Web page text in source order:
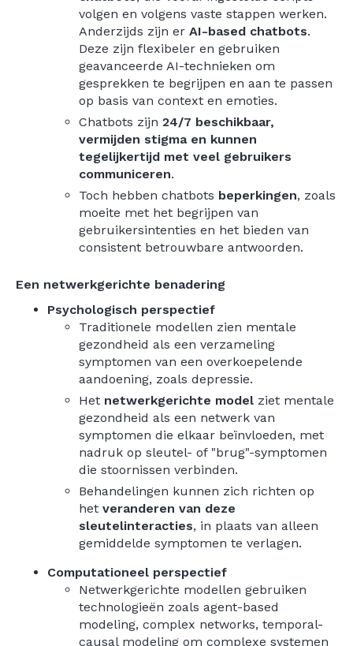
volgen en volgens vaste stappen werken.
Anderzijds zijn er AI-based chatbots.
Deze zijn flexibeler en gebruiken
geavanceerde AI-technieken om
gesprekken te begrijpen en aan te passen
op basis van context en emoties.
Chatbots zijn 24/7 beschikbaar,
vermijden stigma en kunnen
tegelijkertijd met veel gebruikers
communiceren.
Toch hebben chatbots beperkingen, zoals
moeite met het begrijpen van
gebruikersintenties en het bieden van
consistent betrouwbare antwoorden.
Een netwerkgerichte benadering
Psychologisch perspectief
Traditionele modellen zien mentale
gezondheid als een verzameling
symptomen van een overkoepelende
aandoening, zoals depressie.
Het netwerkgerichte model ziet mentale
gezondheid als een netwerk van
symptomen die elkaar beïnvloeden, met
nadruk op sleutel- of "brug"-symptomen
die stoornissen verbinden.
Behandelingen kunnen zich richten op
het veranderen van deze
sleutelinteracties, in plaats van alleen
gemiddelde symptomen te verlagen.
Computationeel perspectief
Netwerkgerichte modellen gebruiken
technologieën zoals agent-based
modeling, complex networks, temporal-
causal modeling om complexe systemen